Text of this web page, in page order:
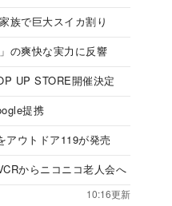
族で巨大スイカ割り
の爽快な実力に反響
UP STORE開催決定
提携
アウトドア119が発売
からニコニコ老人会へ
10:16更新